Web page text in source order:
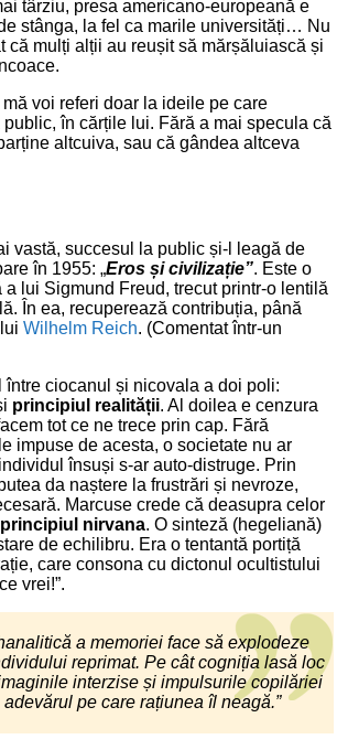
târziu, presa americano-europeană e
stânga, la fel ca marile universități… Nu
că mulți alții au reușit să mărșăluiască și
mă voi referi doar la ideile pe care
în cărțile lui. Fără a mai specula că
altcuiva, sau că gândea altceva
vastă, succesul la public și-l leagă de
în 1955: „Eros și civilizație”. Este o
a lui Sigmund Freud, trecut printr-o lentilă
În ea, recuperează contribuția, până
Wilhelm Reich. (Comentat într-un
între ciocanul și nicovala a doi poli:
principiul realității. Al doilea e cenzura
tot ce ne trece prin cap. Fără
impuse de acesta, o societate nu ar
însuși s-ar auto-distruge. Prin
da naștere la frustrări și nevroze,
Marcuse crede că deasupra celor
principiul nirvana. O sinteză (hegeliană)
de echilibru. Era o tentantă portiță
care consona cu dictonul ocultistului
vrei!”.
a memoriei face să explodeze
reprimat. Pe cât cogniția lasă loc
interzise și impulsurile copilăriei
pe care rațiunea îl neagă.”